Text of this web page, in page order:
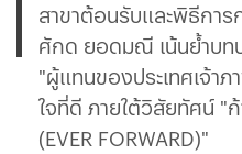
สาขาต้อนรับและพิธีกา
ศักด ยอดมณี เน้นย้ำบท
"ผู้แทนของประเทศเจ้าภ
ใจที่ดี ภายใต้วิสัยทัศน์ "
(EVER FORWARD)"